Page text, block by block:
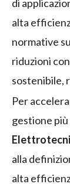
di
alta
normative
riduzioni
sostenibile,
Per
gestione
alla
alta